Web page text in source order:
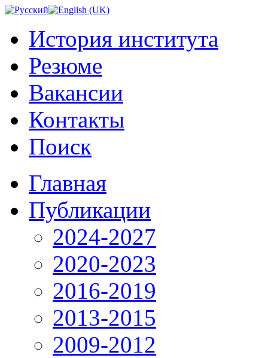
История института
Резюме
Вакансии
Контакты
Поиск
Главная
Публикации
2024-2027
2020-2023
2016-2019
2013-2015
2009-2012